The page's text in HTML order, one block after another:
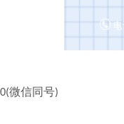
微信同号)